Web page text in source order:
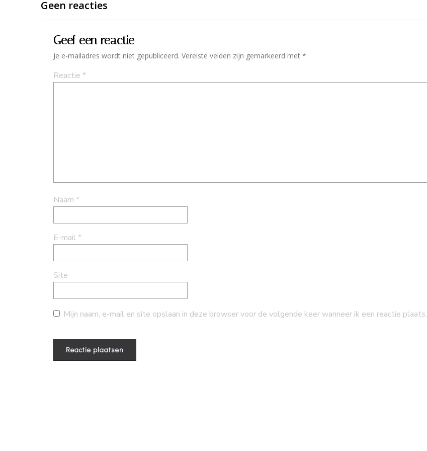
Geen reacties
Geef een reactie
Je e-mailadres wordt niet gepubliceerd. Vereiste velden zijn gemarkeerd met *
Reactie *
Naam *
E-mail *
Site
Mijn naam, e-mail en site opslaan in deze browser voor de volgende keer wanneer ik een reactie plaats.